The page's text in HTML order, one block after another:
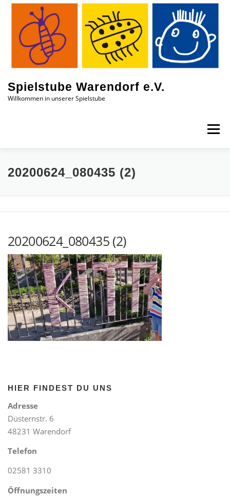
Zum
springen
Spielstube Warendorf e.V.
Willkommen in unserer Spielstube
Menü
DAS SIND WIR EINBLICKE
20200624_080435 (2)
20200624_080435 (2)
HIER FINDEST DU UNS
Adresse
Düsternstr. 6
48231 Warendorf
Telefon
02581 3310
Öffnungszeiten